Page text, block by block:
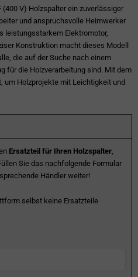
V) Holzspalter ein zuverlässiger
und anspruchsvolle Heimwerker
leistungsstarkem Elektromotor,
Konstruktion macht dieses Modell
die auf der Suche nach einem
für die Holzverarbeitung sind. Mit dem
um Holzprojekte mit Leichtigkeit und
Ersatzteil für Ihren Holzspalter
Sie das nachfolgende Formular
Händler weiter!
selbst keine Ersatzteile